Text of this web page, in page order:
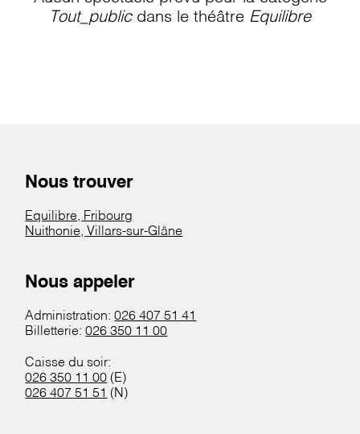
Tout_publicdans le théâtre Equilibre
Nous trouver
Equilibre, Fribourg
Nuithonie, Villars-sur-Glâne
Nous appeler
Administration:026 407 51 41
Billetterie:026 350 11 00
Caisse du soir:
026 350 11 00 (E)
026 407 51 51 (N)